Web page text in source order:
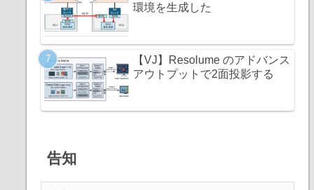
環境を生成した
【VJ】Resolume のアドバンス
アウトプットで2面投影する
告知